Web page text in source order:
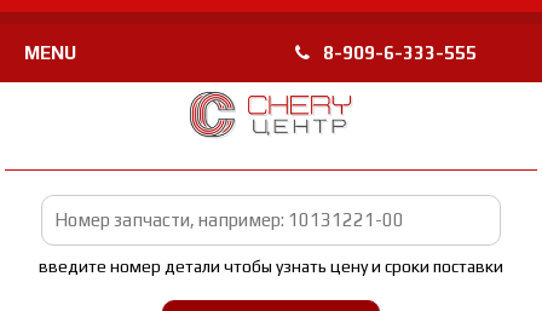
MENU 8-909-6-333-555
введите номер детали чтобы узнать цену и сроки поставки